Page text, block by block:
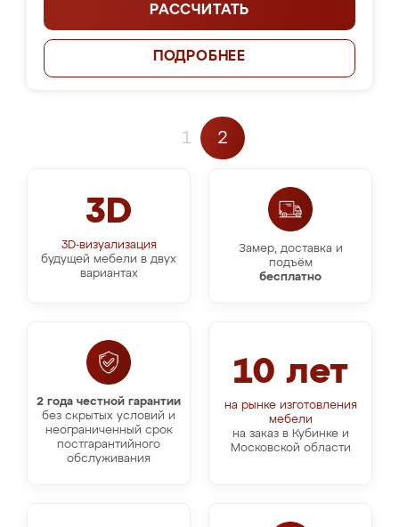
РАССЧИТАТЬ
ПОДРОБНЕЕ
1 2
3D
3D-визуализация
будущей мебели в двух
вариантах
Замер, доставка и
подъём
бесплатно
10 лет
на рынке изготовления
мебели
на заказ в Кубинке и
Московской области
2 года честной гарантии
без скрытых условий и
неограниченный срок
постгарантийного
обслуживания